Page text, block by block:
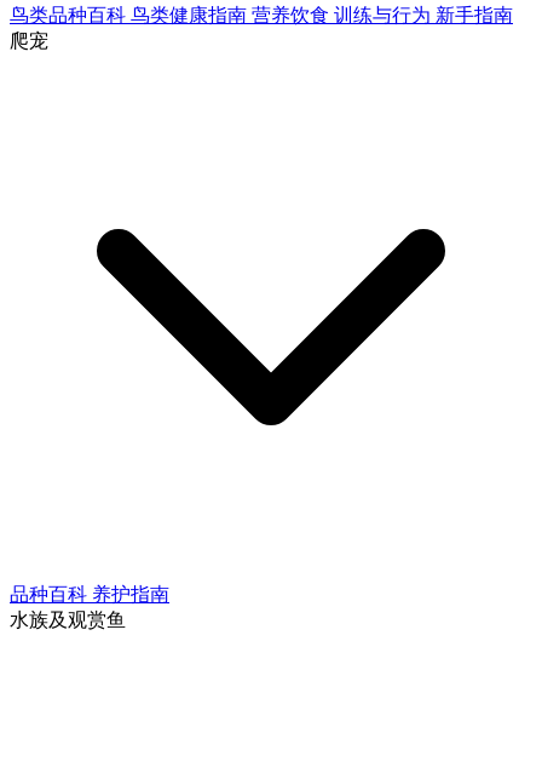
鸟类品种百科 鸟类健康指南 营养饮食 训练与行为 新手指南
爬宠
品种百科 养护指南
水族及观赏鱼